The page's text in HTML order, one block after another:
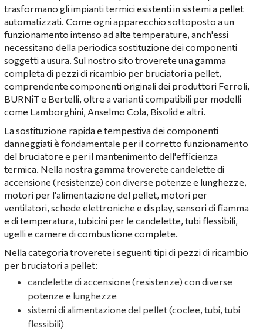
trasformano gli impianti termici esistenti in sistemi a pellet
automatizzati. Come ogni apparecchio sottoposto a un
funzionamento intenso ad alte temperature, anch'essi
necessitano della periodica sostituzione dei componenti
soggetti a usura. Sul nostro sito troverete una gamma
completa di pezzi di ricambio per bruciatori a pellet,
comprendente componenti originali dei produttori Ferroli,
BURNiT e Bertelli, oltre a varianti compatibili per modelli
come Lamborghini, Anselmo Cola, Bisolid e altri.
La sostituzione rapida e tempestiva dei componenti
danneggiati è fondamentale per il corretto funzionamento
del bruciatore e per il mantenimento dell'efficienza
termica. Nella nostra gamma troverete candelette di
accensione (resistenze) con diverse potenze e lunghezze,
motori per l'alimentazione del pellet, motori per
ventilatori, schede elettroniche e display, sensori di fiamma
e di temperatura, tubicini per le candelette, tubi flessibili,
ugelli e camere di combustione complete.
Nella categoria troverete i seguenti tipi di pezzi di ricambio
per bruciatori a pellet:
candelette di accensione (resistenze) con diverse
potenze e lunghezze
sistemi di alimentazione del pellet (coclee, tubi, tubi
flessibili)